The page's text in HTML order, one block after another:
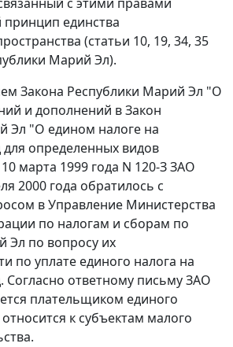
с этими правами
единства
(статьи 10, 19, 34, 35
Марий Эл).
Закона Республики Марий Эл "О
и дополнений в Закон
Эл "О едином налоге на
определенных видов
марта 1999 года N 120-З ЗАО
2000 года обратилось с
в Управление Министерства
по налогам и сборам по
Эл по вопросу их
по уплате единого налога на
Согласно ответному письму ЗАО
плательщиком единого
относится к субъектам малого